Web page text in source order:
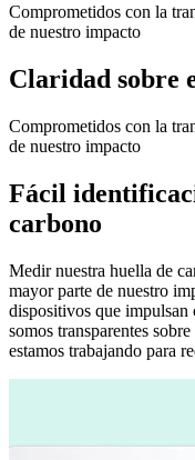
Comprometidos con la
de nuestro impacto
Claridad sobre
Comprometidos con la
de nuestro impacto
Fácil
carbono
Medir nuestra huella de
mayor parte de nuestro
dispositivos que impulsan
somos transparentes
estamos trabajando para